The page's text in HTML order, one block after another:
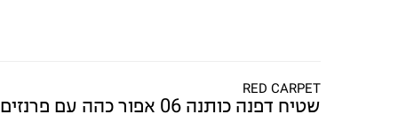
RED CARPET
שטיח דפנה כותנה 06 אפור כהה עם פרנזים